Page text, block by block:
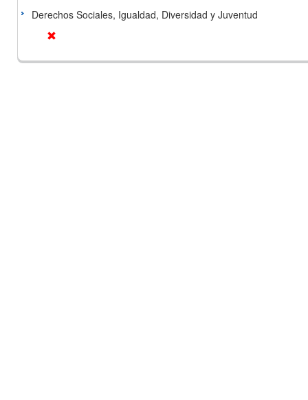
Derechos Sociales, Igualdad, Diversidad y Juventud